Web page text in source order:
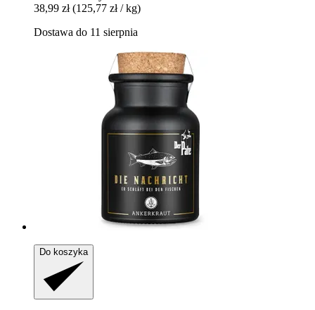
38,99 zł (125,77 zł / kg)
Dostawa do 11 sierpnia
Do koszyka